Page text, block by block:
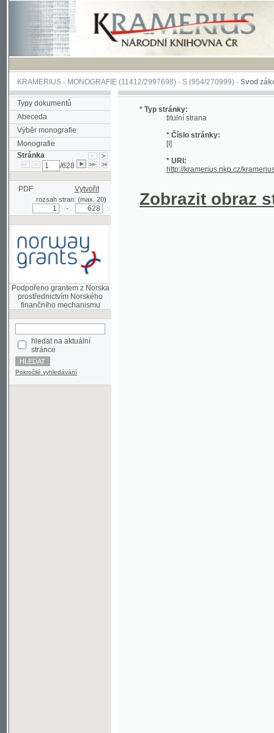
KRAMERIUS-MONOGRAFIE(11412/2997698) -S (954/270999)-Svod zákonův
Typy dokumentů
Abeceda
Výběr monografie
Monografie
Stránka
/628
PDF Vytvořit
rozsah stran: (max. 20)
Podpořeno grantem z Norska
prostřednictvím Norského
hledat na aktuální
stránce
Pokročilé vyhledávání
* Typ stránky:
titulní strana
* Číslo stránky:
* URI: